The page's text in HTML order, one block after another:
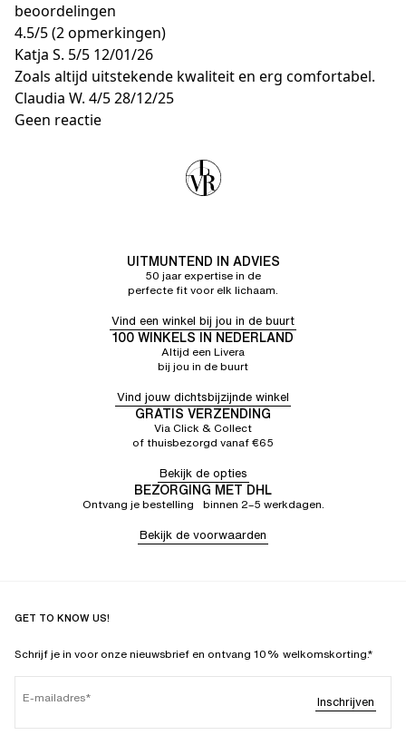
beoordelingen
4.5/5(2 opmerkingen)
Katja S. 5/5 12/01/26
Zoals altijd uitstekende kwaliteit en erg comfortabel.
Claudia W. 4/528/12/25
Geen reactie
UITMUNTEND IN ADVIES
50 jaar expertise in de
perfecte fit voor elk lichaam.
Vind een winkel bij jou in de buurt
100 WINKELS IN NEDERLAND
Altijd een Livera
bij jou in de buurt
Vind jouw dichtsbijzijnde winkel
GRATIS VERZENDING
Via Click & Collect
of thuisbezorgd vanaf €65
Bekijk de opties
BEZORGING MET DHL
Ontvang je bestelling binnen 2–5 werkdagen.
Bekijk de voorwaarden
GET TO KNOW US!
Schrijf je in voor onze nieuwsbrief en ontvang 10% welkomskorting.*
E-mailadres Inschrijven